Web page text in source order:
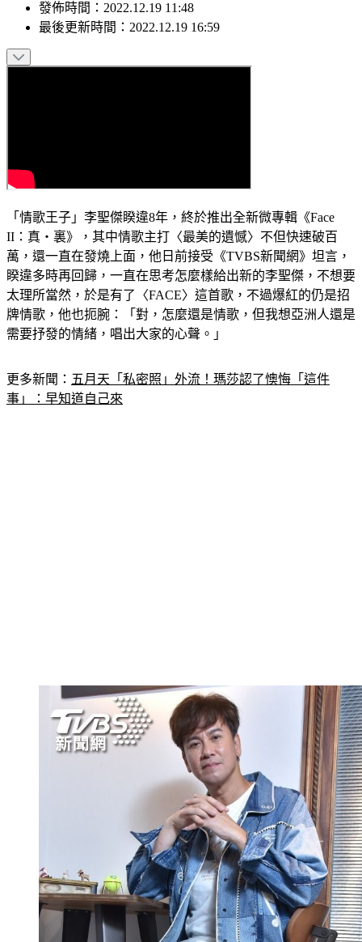
記者：劉建偉
發佈時間：2022.12.19 11:48
「情歌王子」李聖傑睽違8年，終於推出全新微專輯《Face
II：真・裏》，其中情歌主打〈最美的遺憾〉不但快速破百
萬，還一直在發燒上面，他日前接受《TVBS新聞網》坦言，
睽違多時再回歸，一直在思考怎麼樣給出新的李聖傑，不想要
太理所當然，於是有了〈FACE〉這首歌，不過爆紅的仍是招
牌情歌，他也扼腕：「對，怎麼還是情歌，但我想亞洲人還是
更多新聞：五月天「私密照」外流！瑪莎認了懊悔「這件